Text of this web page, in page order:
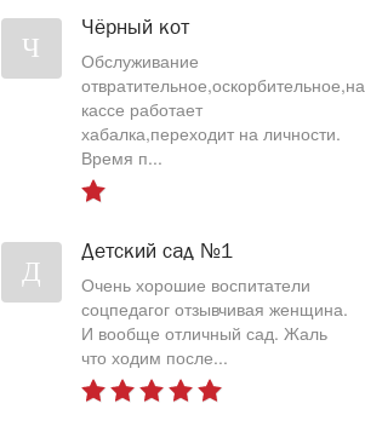
Ч
Чёрный кот
Обслуживание
отвратительное,оскорбительное,на
кассе работает
хабалка,переходит на личности.
Время п...
Д
Детский сад №1
Очень хорошие воспитатели
соцпедагог отзывчивая женщина.
И вообще отличный сад. Жаль
что ходим после...